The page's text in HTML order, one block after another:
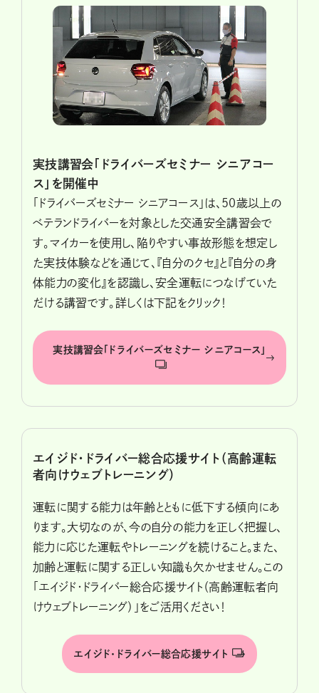
実技講習会「ドライバーズセミナー シニアコー
ス」を開催中
「ドライバーズセミナー シニアコース」は、50歳以上の
ベテランドライバーを対象とした交通安全講習会で
す。マイカーを使用し、陥りやすい事故形態を想定し
た実技体験などを通じて、『自分のクセ』と『自分の身
体能力の変化』を認識し、安全運転につなげていた
だける講習です。詳しくは下記をクリック！
実技講習会「ドライバーズセミナー シニアコース」
エイジド・ドライバー総合応援サイト（高齢運転
者向けウェブトレーニング）
運転に関する能力は年齢とともに低下する傾向にあ
ります。大切なのが、今の自分の能力を正しく把握し、
能力に応じた運転やトレーニングを続けること。また、
加齢と運転に関する正しい知識も欠かせません。この
「エイジド・ドライバー総合応援サイト（高齢運転者向
けウェブトレーニング）」をご活用ください！
エイジド･ドライバー総合応援サイト